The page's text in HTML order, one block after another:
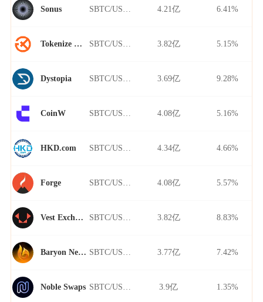
Sonus 4.21亿 6.41%
Tokenize Xchange 3.82亿 5.15%
Dystopia 3.69亿 9.28%
CoinW 4.08亿 5.16%
HKD.com 4.34亿 4.66%
Forge 4.08亿 5.57%
Vest Exchange 3.82亿 8.83%
Baryon Network 3.77亿 7.42%
Noble Swaps 3.9亿 1.35%